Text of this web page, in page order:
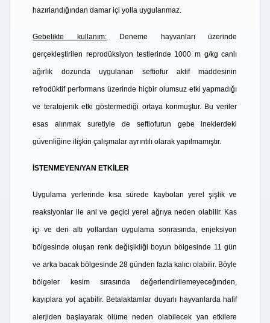
hazırlandığından damar içi yolla uygulanmaz.
Gebelikte kullanım:Deneme hayvanları üzerinde
gerçekleştirilen reprodüksiyon testlerinde 1000 m g/kg canlı
ağırlık dozunda uygulanan seftiofur aktif maddesinin
refrodüktif performans üzerinde hiçbir olumsuz etki yapmadığı
ve teratojenik etki göstermediği ortaya konmuştur. Bu veriler
esas alınmak suretiyle de seftiofurun gebe ineklerdeki
güvenliğine ilişkin çalışmalar ayrıntılı olarak yapılmamıştır.
İSTENMEYEN/YAN ETKİLER
Uygulama yerlerinde kısa sürede kaybolan yerel şişlik ve
reaksiyonlar ile ani ve geçici yerel ağrıya neden olabilir. Kas
içi ve deri altı yollardan uygulama sonrasında, enjeksiyon
bölgesinde oluşan renk değişikliği boyun bölgesinde 11 gün
ve arka bacak bölgesinde 28 günden fazla kalıcı olabilir. Böyle
bölgeler kesim sırasında değerlendirilemeyeceğınden,
kayıplara yol açabilir. Betalaktamlar duyarlı hayvanlarda hafif
alerjiden başlayarak ölüme neden olabilecek yan etkilere